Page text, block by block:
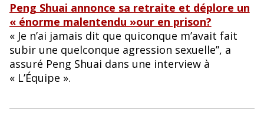
Peng Shuai annonce sa retraite et déplore un
« énorme malentendu »our en prison?
« Je n’ai jamais dit que quiconque m’avait fait
subir une quelconque agression sexuelle”, a
assuré Peng Shuai dans une interview à
« L’Équipe ».